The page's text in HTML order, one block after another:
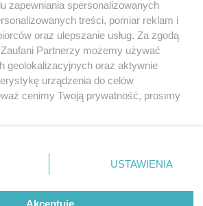
wjechał w ogrodzenie na
Śląskiej
prywatności regulamin korzystania z portali
Skontakuj sięz nami
Kontakt
Wydawca
Redakcja
zapewniania spersonalizowanych
treści, pomiar reklam i
oraz ulepszanie usług. Za zgodą
Partnerzy możemy używać
geolokalizacyjnych oraz aktywnie
urządzenia do celów
cenimy Twoją prywatność, prosimy
się w lewym dolnym rogu strony
przetwarzania danych nie wymagają
ale masz prawo sprzeciwić się
Preferencje będą miały
USTAWIENIA
Akceptuję